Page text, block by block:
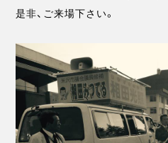
是非、ご来場下さい。